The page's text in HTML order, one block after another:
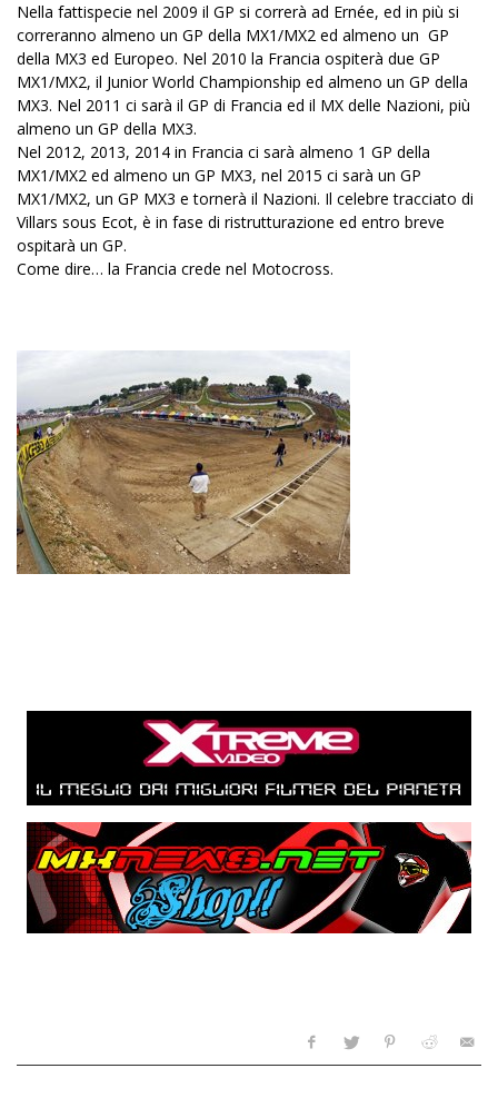
Nella fattispecie nel 2009 il GP si correrà ad Ernée, ed in più si
correranno almeno un GP della MX1/MX2 ed almeno un GP
della MX3 ed Europeo. Nel 2010 la Francia ospiterà due GP
MX1/MX2, il Junior World Championship ed almeno un GP della
MX3. Nel 2011 ci sarà il GP di Francia ed il MX delle Nazioni, più
almeno un GP della MX3.
Nel 2012, 2013, 2014 in Francia ci sarà almeno 1 GP della
MX1/MX2 ed almeno un GP MX3, nel 2015 ci sarà un GP
MX1/MX2, un GP MX3 e tornerà il Nazioni. Il celebre tracciato di
Villars sous Ecot, è in fase di ristrutturazione ed entro breve
ospitarà un GP.
Come dire… la Francia crede nel Motocross.